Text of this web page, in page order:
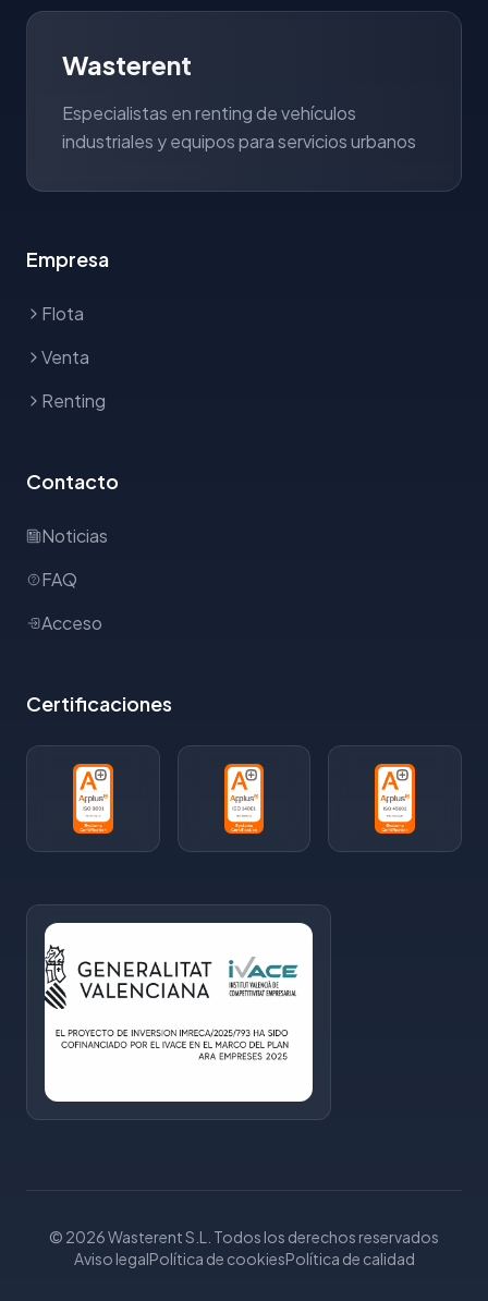
Wasterent
Especialistas en renting de vehículos
industriales y equipos para servicios urbanos
Empresa
Flota
Venta
Renting
Contacto
Noticias
FAQ
Acceso
Certificaciones
© 2026 Wasterent S.L. Todos los derechos reservados
Aviso legalPolítica de cookiesPolítica de calidad